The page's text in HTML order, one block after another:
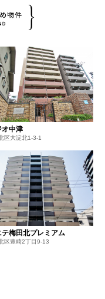
オ中津
区大淀北1-3-1
テ梅田北プレミアム
区豊崎2丁目9-13